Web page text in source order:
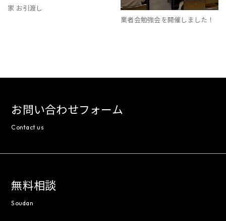
家 お引渡し
業者会勉強会を開催しました！
お問い合わせフォーム
Contact us
無料相談
Soudan